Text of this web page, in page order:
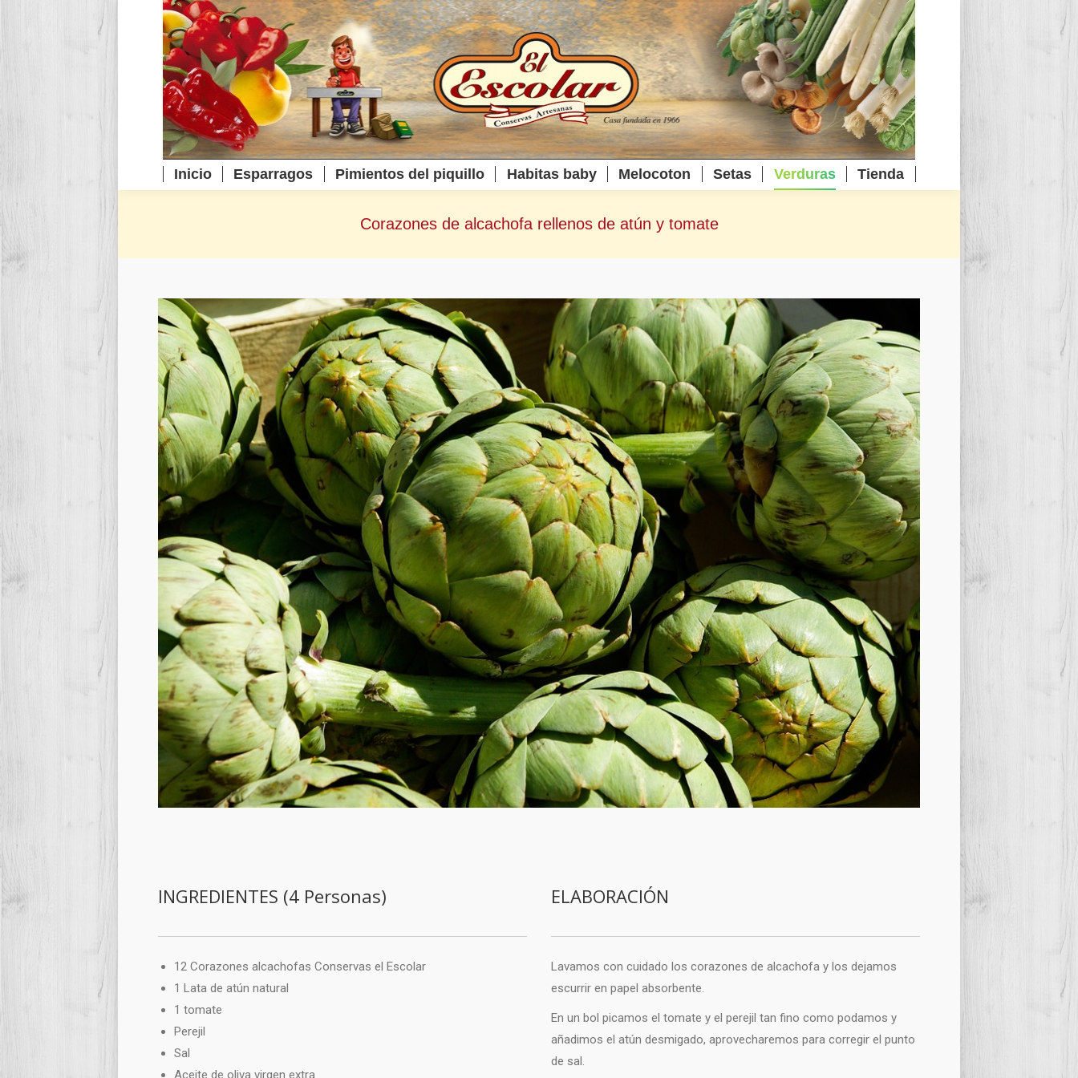
Inicio Esparragos Pimientos del piquillo Habitas baby Melocoton Setas Verduras Tienda
Corazones de alcachofa rellenos de atún y tomate
INGREDIENTES (4 Personas)
12 Corazones alcachofas Conservas el Escolar
1 Lata de atún natural
1 tomate
Perejil
Sal
Aceite de oliva virgen extra
ELABORACIÓN
Lavamos con cuidado los corazones de alcachofa y los dejamos
escurrir en papel absorbente.
En un bol picamos el tomate y el perejil tan fino como podamos y
añadimos el atún desmigado, aprovecharemos para corregir el punto
de sal.